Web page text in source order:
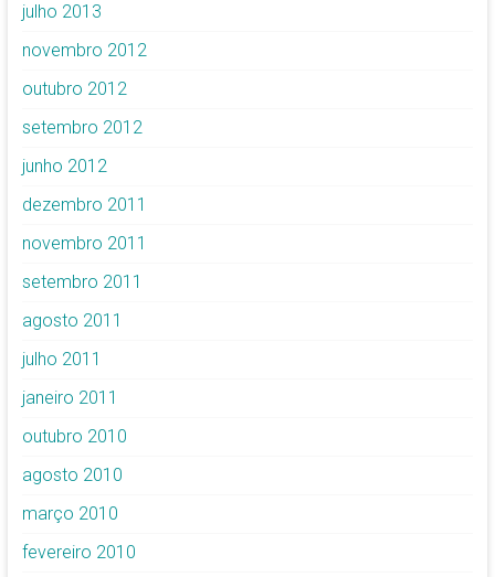
julho 2013
novembro 2012
outubro 2012
setembro 2012
junho 2012
dezembro 2011
novembro 2011
setembro 2011
agosto 2011
julho 2011
janeiro 2011
outubro 2010
agosto 2010
março 2010
fevereiro 2010